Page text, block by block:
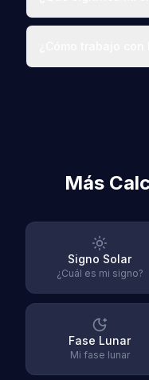
Más
Signo Solar
¿Cuál es mi signo?
Fase Lunar
Mi fase lunar